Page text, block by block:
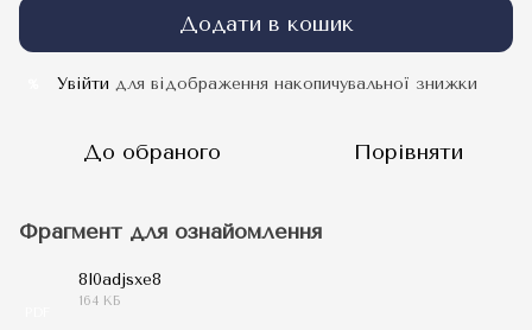
Додати в кошик
Увійти для відображення накопичувальної знижки
До обраного Порівняти
Фрагмент для ознайомлення
8l0adjsxe8
164 КБ